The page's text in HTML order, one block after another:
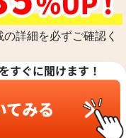
詳細を必ずご確認く
すぐに聞けます！